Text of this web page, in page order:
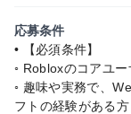
応募条件
• 【必須条件】
◦ Robloxのコアユー
◦ 趣味や実務で、
フトの経験がある方